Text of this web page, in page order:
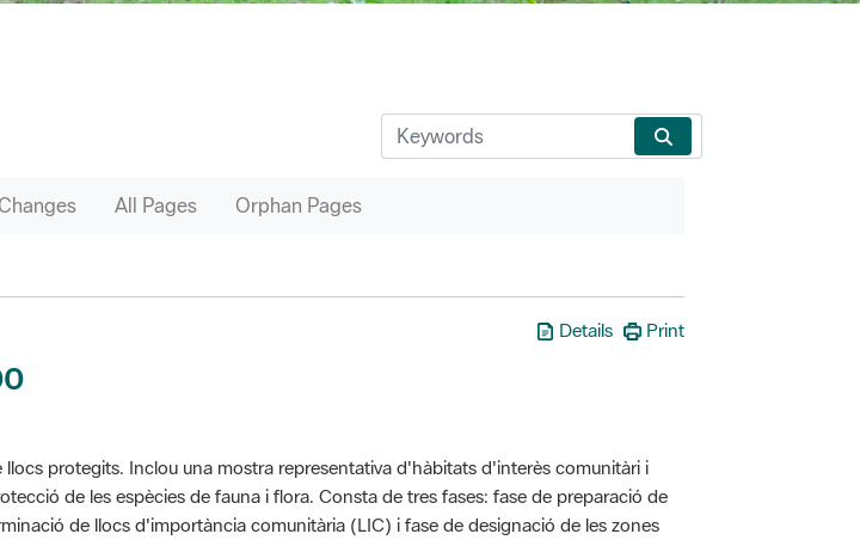
All Pages Orphan Pages
Details Print
llocs protegits. Inclou una mostra representativa d'hàbitats d'interès comunitàri i
de les espècies de fauna i flora. Consta de tres fases: fase de preparació de
de llocs d'importància comunitària (LIC) i fase de designació de les zones